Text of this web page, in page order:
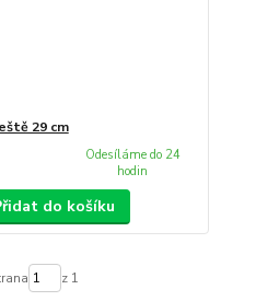
29 cm
Odesíláme do 24
hodin
do košíku
z 1